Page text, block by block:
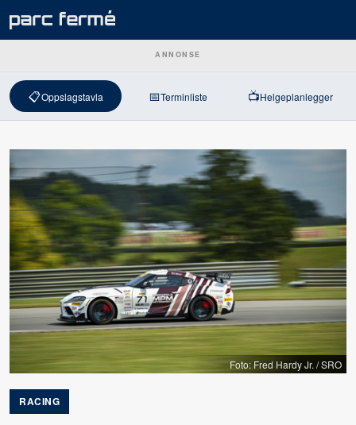
ANNONSE
📋Oppslagstavla 📅Terminliste 📺Helgeplanlegger
Foto: Fred Hardy Jr. / SRO
RACING